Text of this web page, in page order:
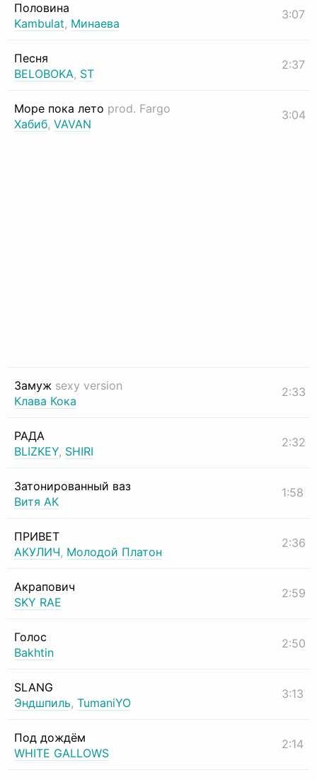
Половина
Kambulat, Минаева
3:07
Песня
BELOBOKA, ST
2:37
Море пока лето prod. Fargo
Хабиб, VAVAN
3:04
Замуж sexy version
Клава Кока
2:33
РАДА
BLIZKEY, SHIRI
2:32
Затонированный ваз
Витя АК
1:58
ПРИВЕТ
АКУЛИЧ, Молодой Платон
2:36
Акрапович
SKY RAE
2:59
Голос
Bakhtin
2:50
SLANG
Эндшпиль, TumaniYO
3:13
Под дождём
WHITE GALLOWS
2:14